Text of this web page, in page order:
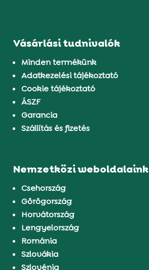
Vásárlási tudnivalók
Minden termékünk
Adatkezelési tájékoztató
Cookie tájékoztató
ÁSZF
Garancia
Szállítás és fizetés
Nemzetközi weboldalaink
Csehország
Görögország
Horvátország
Lengyelország
Románia
Szlovákia
Szlovénia